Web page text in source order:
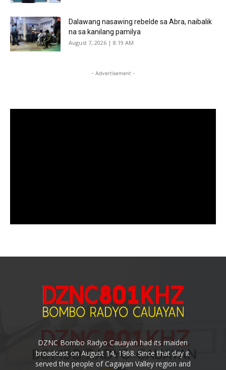
Dalawang nasawing rebelde sa Abra, naibalik
na sa kanilang pamilya
August 7, 2026 | 8:19 AM
- Advertisement -
DZNC Bombo Radyo Cauayan had its maiden
broadcast on August 14, 1968. Since that day it
served the people of Cagayan Valley region and